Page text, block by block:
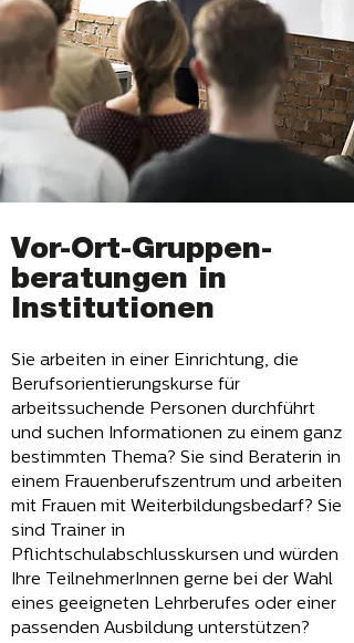
Vor-Ort-Gruppen-
beratungen in
Institutionen
Sie arbeiten in einer Einrichtung, die
Berufsorientierungskurse für
arbeitssuchende Personen durchführt
und suchen Informationen zu einem ganz
bestimmten Thema? Sie sind Beraterin in
einem Frauenberufszentrum und arbeiten
mit Frauen mit Weiterbildungsbedarf? Sie
sind Trainer in
Pflichtschulabschlusskursen und würden
Ihre TeilnehmerInnen gerne bei der Wahl
eines geeigneten Lehrberufes oder einer
passenden Ausbildung unterstützen?